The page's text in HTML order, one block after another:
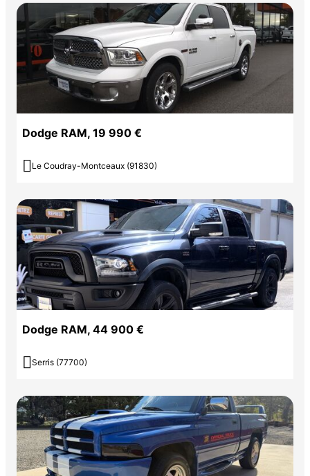
Dodge RAM, 19 990 €
 Le Coudray-Montceaux (91830)
Dodge RAM, 44 900 €
 Serris (77700)